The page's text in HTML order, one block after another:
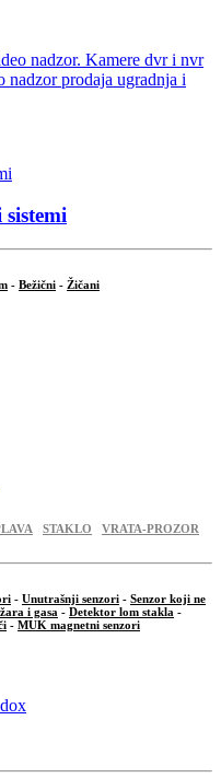
- Bežični - Žičani
STAKLO VRATA-PROZOR
- Unutrašnji senzori - Senzor koji ne
i gasa - Detektor lom stakla -
- MUK magnetni senzori